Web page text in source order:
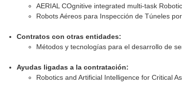
AERIAL COgnitive integrated multi-task
Robots Aéreos para Inspección de Túneles
Contratos con otras entidades:
Métodos y tecnologías para el desarrollo de
Ayudas ligadas a la contratación:
Robotics and Artificial Intelligence for Critical